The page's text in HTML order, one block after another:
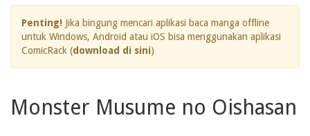
Penting! Jika bingung mencari aplikasi baca manga offline
untuk Windows, Android atau iOS bisa menggunakan aplikasi
ComicRack (download di sini)
Monster Musume no Oishasan